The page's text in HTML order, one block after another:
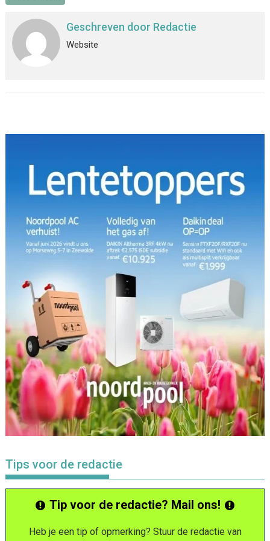
Geschreven door Redactie
Website
Tips voor de redactie
Tip voor de redactie? Mail ons!
Heb je een tip of opmerking? Stuur de redactie van